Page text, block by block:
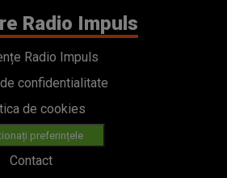
Radio Impuls
Radio Impuls
confidentialitate
de cookies
preferințele
Contact